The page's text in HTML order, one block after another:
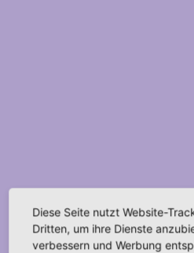
Diese Seite nutzt Website-
Dritten, um ihre Dienste
verbessern und Werbung